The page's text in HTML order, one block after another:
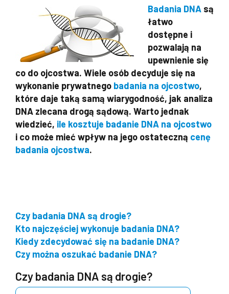
Badania DNA są
łatwo
dostępne i
pozwalają na
upewnienie się
co do ojcostwa. Wiele osób decyduje się na
wykonanie prywatnego badania na ojcostwo,
które daje taką samą wiarygodność, jak analiza
DNA zlecana drogą sądową. Warto jednak
wiedzieć, ile kosztuje badanie DNA na ojcostwo
i co może mieć wpływ na jego ostateczną cenę
badania ojcostwa.
Czy badania DNA są drogie?
Kto najczęściej wykonuje badania DNA?
Kiedy zdecydować się na badanie DNA?
Czy można oszukać badanie DNA?
Czy badania DNA są drogie?